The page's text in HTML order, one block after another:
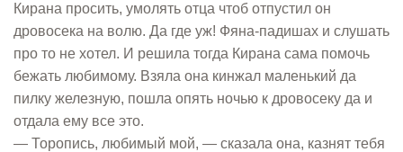
Кирана просить, умолять отца чтоб отпустил он
дровосека на волю. Да где уж! Фяна-падишах и слушать
про то не хотел. И решила тогда Кирана сама помочь
бежать любимому. Взяла она кинжал маленький да
пилку железную, пошла опять ночью к дровосеку да и
отдала ему все это.
— Торопись, любимый мой, — сказала она, казнят тебя